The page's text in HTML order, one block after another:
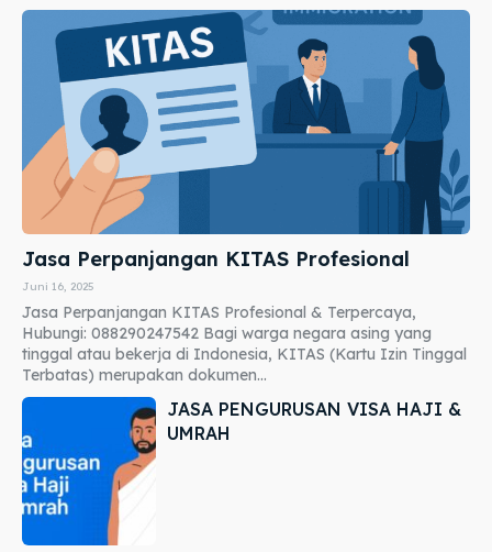
Jasa Perpanjangan KITAS Profesional
Juni 16, 2025
Jasa Perpanjangan KITAS Profesional & Terpercaya,
Hubungi: 088290247542 Bagi warga negara asing yang
tinggal atau bekerja di Indonesia, KITAS (Kartu Izin Tinggal
Terbatas) merupakan dokumen...
JASA PENGURUSAN VISA HAJI &
UMRAH